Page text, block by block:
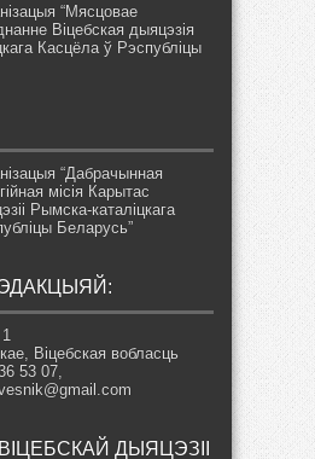
“Мясцовае
Віцебская дыяцэзія
Касцёла ў Рэспубліцы
“Дабрачынная
місія Карытас
Рымска-каталіцкага
Беларусь”
Віцебская вобласць
53 07,
ДЫЯЦЭЗІІ